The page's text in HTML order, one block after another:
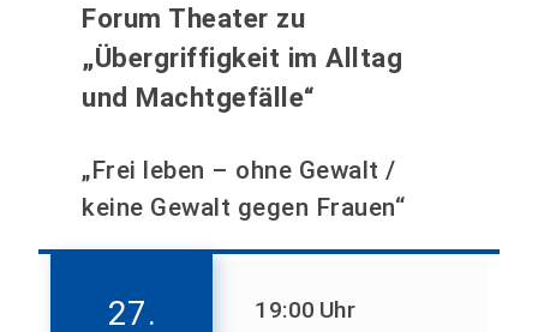
Forum Theater zu
„Übergriffigkeit im Alltag
und Machtgefälle“
„Frei leben – ohne Gewalt /
keine Gewalt gegen Frauen“
27. 19:00 Uhr